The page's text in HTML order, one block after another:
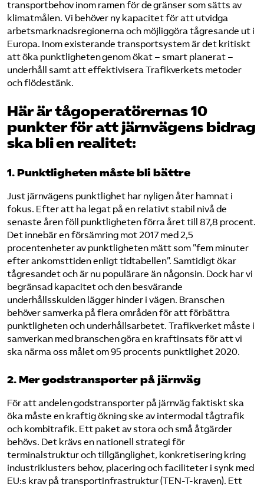
transportbehov inom ramen för de gränser som sätts av
klimatmålen. Vi behöver ny kapacitet för att utvidga
arbetsmarknadsregionerna och möjliggöra tågresande ut i
Europa. Inom existerande transportsystem är det kritiskt
att öka punktligheten genom ökat – smart planerat –
underhåll samt att effektivisera Trafikverkets metoder
och flödestänk.
Här är tågoperatörernas 10
punkter för att järnvägens bidrag
ska bli en realitet:
1. Punktligheten måste bli bättre
Just järnvägens punktlighet har nyligen åter hamnat i
fokus. Efter att ha legat på en relativt stabil nivå de
senaste åren föll punktligheten förra året till 87,8 procent.
Det innebär en försämring mot 2017 med 2,5
procentenheter av punktligheten mätt som ”fem minuter
efter ankomsttiden enligt tidtabellen”. Samtidigt ökar
tågresandet och är nu populärare än någonsin. Dock har vi
begränsad kapacitet och den besvärande
underhållsskulden lägger hinder i vägen. Branschen
behöver samverka på flera områden för att förbättra
punktligheten och underhållsarbetet. Trafikverket måste i
samverkan med branschen göra en kraftinsats för att vi
ska närma oss målet om 95 procents punktlighet 2020.
2. Mer godstransporter på järnväg
För att andelen godstransporter på järnväg faktiskt ska
öka måste en kraftig ökning ske av intermodal tågtrafik
och kombitrafik. Ett paket av stora och små åtgärder
behövs. Det krävs en nationell strategi för
terminalstruktur och tillgänglighet, konkretisering kring
industriklusters behov, placering och faciliteter i synk med
EU:s krav på transportinfrastruktur (TEN-T-kraven). Ett